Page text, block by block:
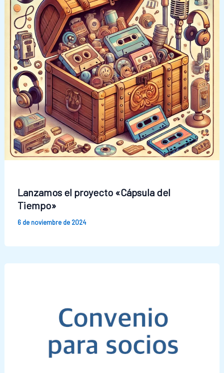
Lanzamos el proyecto «Cápsula del
Tiempo»
6 de noviembre de 2024